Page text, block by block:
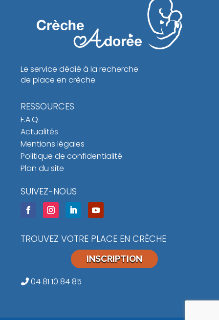
Le service dédié à la recherche
de place en crèche.
RESSOURCES
F.A.Q.
Actualités
Mentions légales
Politique de confidentialité
Plan du site
SUIVEZ-NOUS
TROUVEZ VOTRE PLACE EN CRÈCHE
INSCRIPTION
04 81 10 84 85